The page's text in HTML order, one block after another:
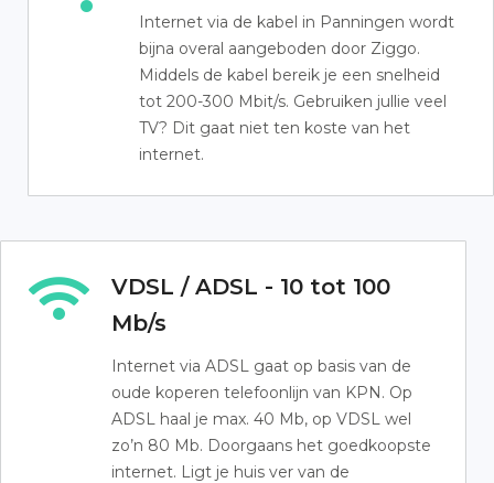
Internet via de kabel in Panningen wordt
bijna overal aangeboden door Ziggo.
Middels de kabel bereik je een snelheid
tot 200-300 Mbit/s. Gebruiken jullie veel
TV? Dit gaat niet ten koste van het
internet.
VDSL / ADSL - 10 tot 100
Mb/s
Internet via ADSL gaat op basis van de
oude koperen telefoonlijn van KPN. Op
ADSL haal je max. 40 Mb, op VDSL wel
zo’n 80 Mb. Doorgaans het goedkoopste
internet. Ligt je huis ver van de